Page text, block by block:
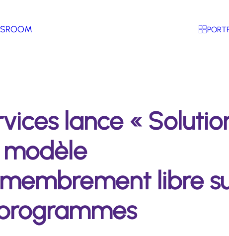
lance «
modèle
libre